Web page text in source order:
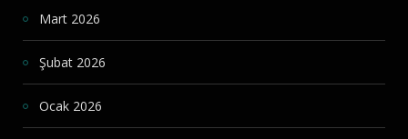
Mart 2026
Şubat 2026
Ocak 2026